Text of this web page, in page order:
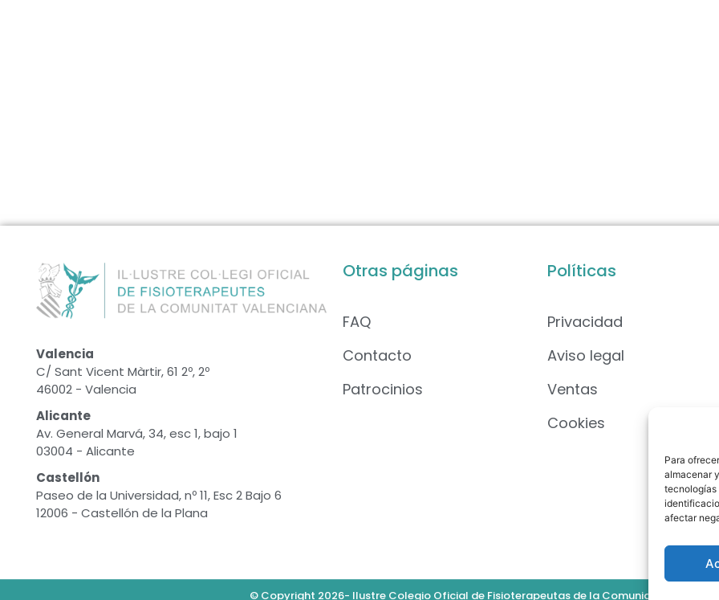
Para
almacenar
tecnologías
afectar
Valencia
C/ Sant Vicent Màrtir, 61 2º, 2º
46002 - Valencia
Alicante
Av. General Marvá, 34, esc 1, bajo 1
03004 - Alicante
Castellón
Paseo de la Universidad, nº 11, Esc 2 Bajo 6
12006 - Castellón de la Plana
Otras páginas
FAQ
Contacto
Patrocinios
Políticas
Privacidad
Aviso legal
Ventas
Cookies
© Copyright 2026- Ilustre Colegio Oficial de Fisioterapeutas de la Comunidad